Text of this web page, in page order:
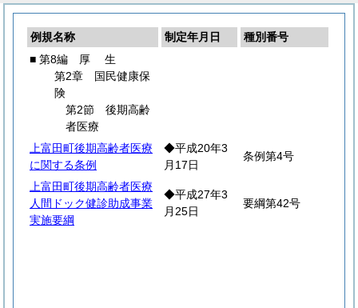
例規名称 制定年月日
種別番号
■ 第8編 厚 生
第2章 国民健康保
険
第2節 後期高齢
者医療
上富田町後期高齢者医療
に関する条例
◆平成20年3
月17日
条例第4号
上富田町後期高齢者医療
人間ドック健診助成事業
実施要綱
◆平成27年3
月25日
要綱第42号